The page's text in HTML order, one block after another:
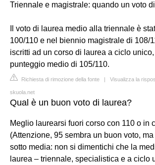
Triennale e magistrale: quando un voto
Il voto di laurea medio alla triennale è
100/110 e nel biennio magistrale di 108/
iscritti ad un corso di laurea a ciclo
punteggio medio di 105/110.
Richiesta di rimozione della fonte | Visualizza la
skuola.net
Qual è un buon voto di laurea?
Meglio laurearsi fuori corso con 110 o in
(Attenzione, 95 sembra un buon voto,
sotto media: non si dimentichi che la
laurea – triennale, specialistica e a ciclo